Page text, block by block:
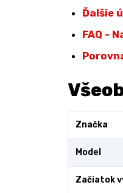
Ďalšie
FAQ -
Značka
Model
Začiatok